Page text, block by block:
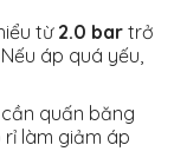
từ 2.0 bartrở
áp quá yếu,
quấn băng
làm giảm áp